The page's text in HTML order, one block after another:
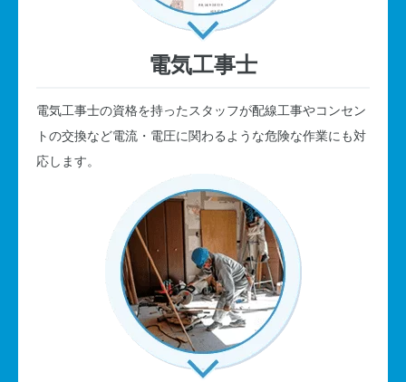
電気工事士
電気工事士の資格を持ったスタッフが配線工事やコンセン
トの交換など電流・電圧に関わるような危険な作業にも対
応します。